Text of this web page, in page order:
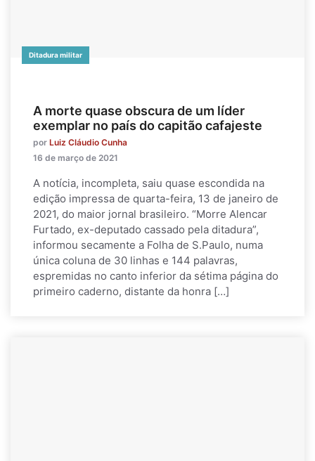
Ditadura militar
A morte quase obscura de um líder
exemplar no país do capitão cafajeste
por Luiz Cláudio Cunha
16 de março de 2021
A notícia, incompleta, saiu quase escondida na
edição impressa de quarta-feira, 13 de janeiro de
2021, do maior jornal brasileiro. “Morre Alencar
Furtado, ex-deputado cassado pela ditadura”,
informou secamente a Folha de S.Paulo, numa
única coluna de 30 linhas e 144 palavras,
espremidas no canto inferior da sétima página do
primeiro caderno, distante da honra […]